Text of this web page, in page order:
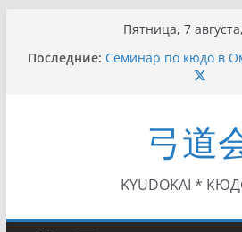
содержимому
Пятница, 7
Последние: Сейдокан II
Семинар по кюдо в
/Сейдокан III
II Кубок Посла
弓道
KYUDOKAI *